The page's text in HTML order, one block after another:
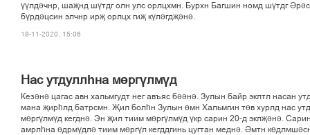
үүлдәчнр, шаҗнд шүтдг олн улс орлцхмн. Бурхн Багшин номд шүтдг
бүрдәцсин элчнр ирҗ орлцх гиҗ күләгдҗәнә.
18-11-2020, 15:06
Нас утдуллһна мөргүлмүд
Кезәнә цагас авн хальмгудт нег авъяс бәәнә. Зулын байр эклтл насан
мана җирһлд батрсмн. Җил болһн Зулын өмн Хальмгин төв хурлд нас
мөргүлмүд кегднә. Эн җил тиим мөргүлмүд үкр сарин 20-д эклҗәнә.
амрлһна өдрмүдлә тиим мөргүл кегддгинь цугтан меднә. Әмтн